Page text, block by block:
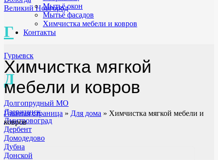
Великий Новгород
Г
Гурьевск
Д
Долгопрудный МО
Дзержинск
Дмитровоград
Дербент
Домодедово
Дубна
Донской
Мытьё окон
Мытьё фасадов
Химчистка мебели и ковров
Контакты
Химчистка мягкой
мебели и ковров
Главная страница » Для дома » Химчистка мягкой мебели и
ковров